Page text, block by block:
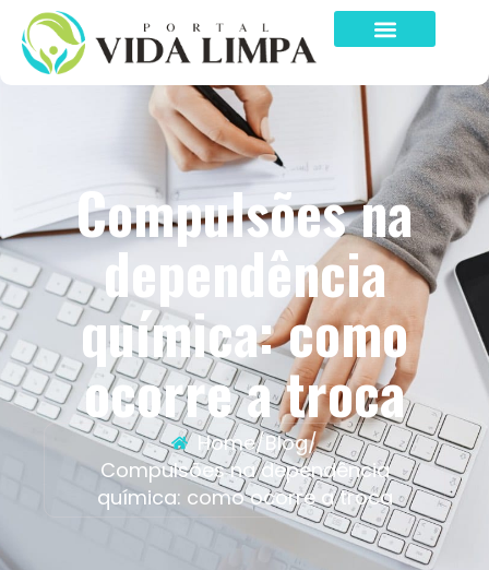
Compulsões na
dependência
química: como
ocorre a troca
Home/Blog/
Compulsões na dependência
química: como ocorre a troca